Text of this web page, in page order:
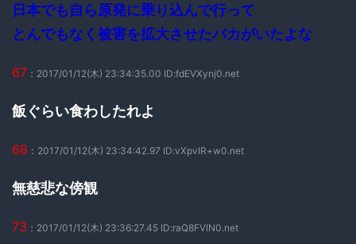
日本でも自ら原発に乗り込んで行って
とんでもなく被害を拡大させたバカがいたよな
67 ：2017/01/12(木) 23:34:35.00 ID:fdEVXynj0.net
飯ぐらい食わしたれよ
68 ：2017/01/12(木) 23:34:42.97 ID:vXpvIR+w0.net
無慈悲な傍観
73 ：2017/01/12(木) 23:36:27.45 ID:raQ8FVIN0.net